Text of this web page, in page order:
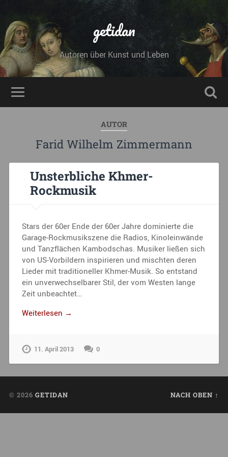
getidan
Autoren über Kunst und Leben
AUTOR
Farid Wilhelm Zimmermann
Unsterbliche Khmer-
Rockmusik
Stars der 60er Ende der 60er Jahre dominierte die
Garage-Rockmusikszene die Radios, Kinoleinwände
und Tanzflächen Kambodschas. Musiker ließen sich
von US-Vorbildern inspirieren und mischten deren
Lieder mit traditioneller Khmer-Musik. So entstand
ein unverwechselbarer Stil, der vom Westen lange
Zeit unbeachtet…
Weiterlesen →
11. April 2013 0
© 2026 GETIDAN NACH OBEN ↑